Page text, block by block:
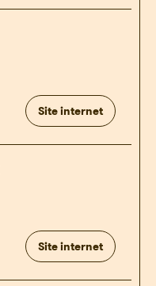
Site internet
Site internet